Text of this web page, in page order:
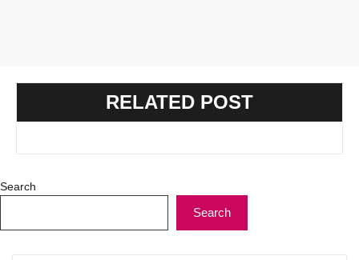
RELATED POST
Search
Search